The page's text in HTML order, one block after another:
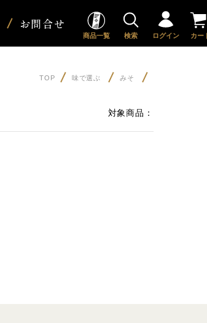
お問合せ
商品一覧 検索 ログイン カー
TOP 味で選ぶ みそ
対象商品：